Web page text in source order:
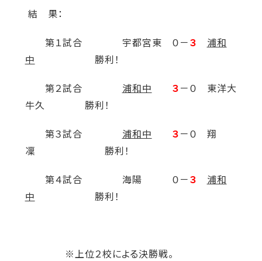
結 果：
第１試合 宇都宮東 ０－３
浦和
中 勝利！
第２試合 浦和中 ３－０ 東洋大
牛久 勝利！
第３試合 浦和中 ３－０ 翔
凜 勝利！
第４試合 海陽 ０－３
浦和
中 勝利！
※上位２校による決勝戦。